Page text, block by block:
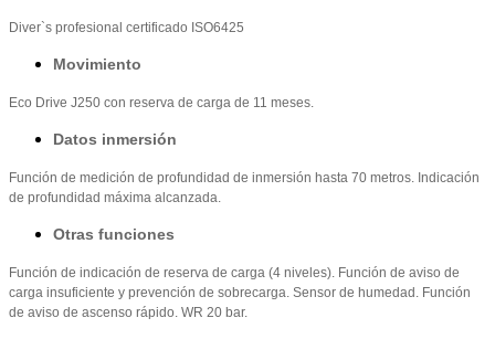
Diver`s profesional certificado ISO6425
Movimiento
Eco Drive J250 con reserva de carga de 11 meses.
Datos inmersión
Función de medición de profundidad de inmersión hasta 70 metros. Indicación
de profundidad máxima alcanzada.
Otras funciones
Función de indicación de reserva de carga (4 niveles). Función de aviso de
carga insuficiente y prevención de sobrecarga. Sensor de humedad. Función
de aviso de ascenso rápido. WR 20 bar.